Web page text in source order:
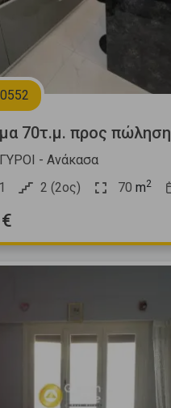
70τ.μ. προς πώληση
- Ανάκασα
1 2 (2ος) 70 m2